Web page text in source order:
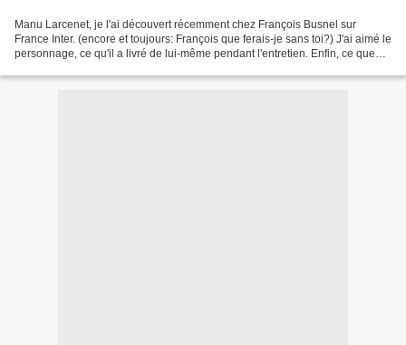
Manu Larcenet, je l'ai découvert récemment chez François Busnel sur
France Inter. (encore et toujours: François que ferais-je sans toi?) J'ai aimé le
personnage, ce qu'il a livré de lui-même pendant l'entretien. Enfin, ce que